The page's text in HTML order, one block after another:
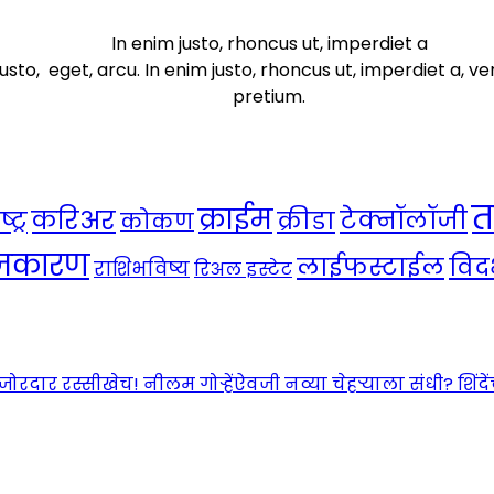
In enim justo, rhoncus ut, imperdiet a
eget, arcu. In enim justo, rhoncus ut, imperdiet a,
pretium.
करिअरकोकणक्राईमक्रीडाटेक्नॉलॉजी
राशिभविष्यरिअल इस्टेटलाईफस्टाईल